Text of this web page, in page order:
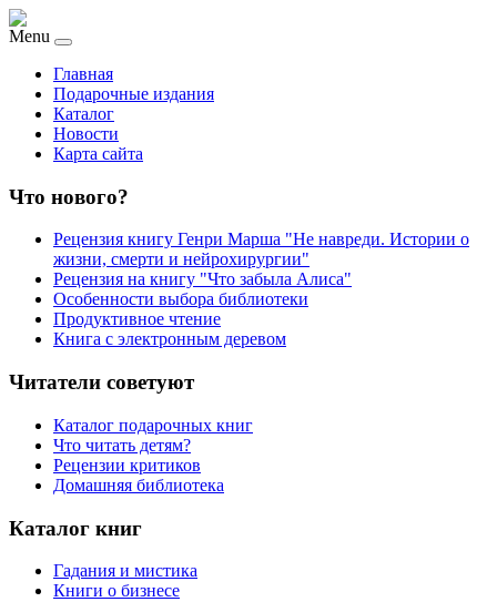
Menu
Главная
Подарочные издания
Каталог
Новости
Карта сайта
Что нового?
Рецензия книгу Генри Марша "Не навреди. Истории о
жизни, смерти и нейрохирургии"
Рецензия на книгу "Что забыла Алиса"
Особенности выбора библиотеки
Продуктивное чтение
Книга с электронным деревом
Читатели советуют
Каталог подарочных книг
Что читать детям?
Рецензии критиков
Домашняя библиотека
Каталог книг
Гадания и мистика
Книги о бизнесе